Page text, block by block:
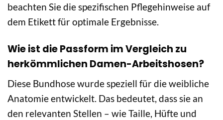
beachten Sie die spezifischen Pflegehinweise auf
dem Etikett für optimale Ergebnisse.
Wie ist die Passform im Vergleich zu
herkömmlichen Damen-Arbeitshosen?
Diese Bundhose wurde speziell für die weibliche
Anatomie entwickelt. Das bedeutet, dass sie an
den relevanten Stellen – wie Taille, Hüfte und